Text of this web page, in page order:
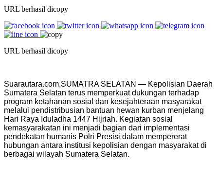
URL berhasil dicopy
URL berhasil dicopy
Suarautara.com,SUMATRA SELATAN — Kepolisian Daerah
Sumatera Selatan terus memperkuat dukungan terhadap
program ketahanan sosial dan kesejahteraan masyarakat
melalui pendistribusian bantuan hewan kurban menjelang
Hari Raya Iduladha 1447 Hijriah. Kegiatan sosial
kemasyarakatan ini menjadi bagian dari implementasi
pendekatan humanis Polri Presisi dalam mempererat
hubungan antara institusi kepolisian dengan masyarakat di
berbagai wilayah Sumatera Selatan.